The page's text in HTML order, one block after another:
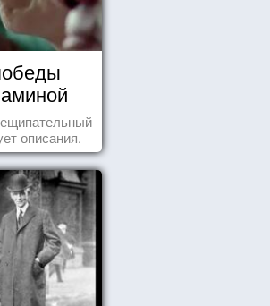
описания.